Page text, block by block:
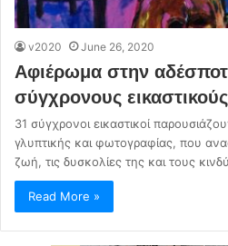
v2020 June 26, 2020
Αφιέρωμα στην
σύγχρονους
31 σύγχρονοι εικαστικοί
γλυπτικής και φωτογραφίας, που
ζωή, τις δυσκολίες της και τους
Read More »